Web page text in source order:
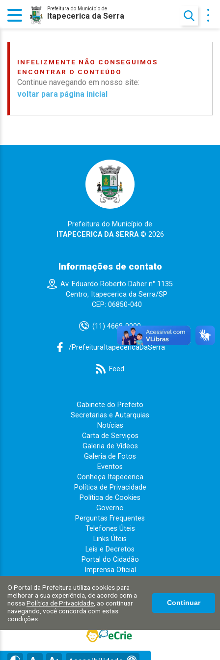
Prefeitura do Município de
Itapecerica da Serra
INFELIZMENTE NÃO CONSEGUIMOS
ENCONTRAR O CONTEÚDO
Continue navegando em nosso site:
voltar para página inicial
Prefeitura do Município de
ITAPECERICA DA SERRA© 2026
Informações de contato
Av. Eduardo Roberto Daher n° 1135
Centro, Itapecerica da Serra/SP
CEP: 06850-040
(11) 4668-9000
/PrefeituraItapecericaDaSerra
Feed
Gabinete do Prefeito
Secretarias e Autarquias
Notícias
Carta de Serviços
Galeria de Vídeos
Galeria de Fotos
Eventos
Conheça Itapecerica
Política de Privacidade
Política de Cookies
Governo
Perguntas Frequentes
Telefones Úteis
Links Úteis
Leis e Decretos
Portal do Cidadão
Imprensa Oficial
O Portal da Prefeitura utiliza cookies para
melhorar a sua experiência, de acordo com a
nossa Política de Privacidade , ao continuar
navegando, você concorda com estas
condições.
Continuar